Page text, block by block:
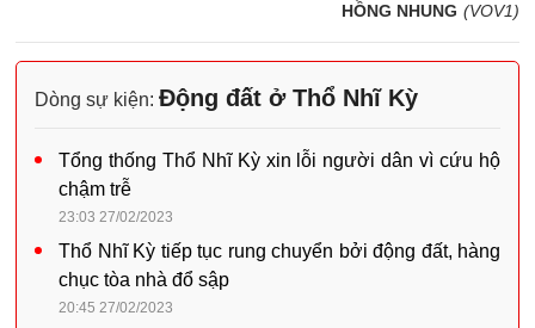
HỒNG NHUNG (VOV1)
Dòng sự kiện: Động đất ở Thổ Nhĩ Kỳ
Tổng thống Thổ Nhĩ Kỳ xin lỗi người dân vì cứu hộ
chậm trễ
23:03 27/02/2023
Thổ Nhĩ Kỳ tiếp tục rung chuyển bởi động đất, hàng
chục tòa nhà đổ sập
20:45 27/02/2023